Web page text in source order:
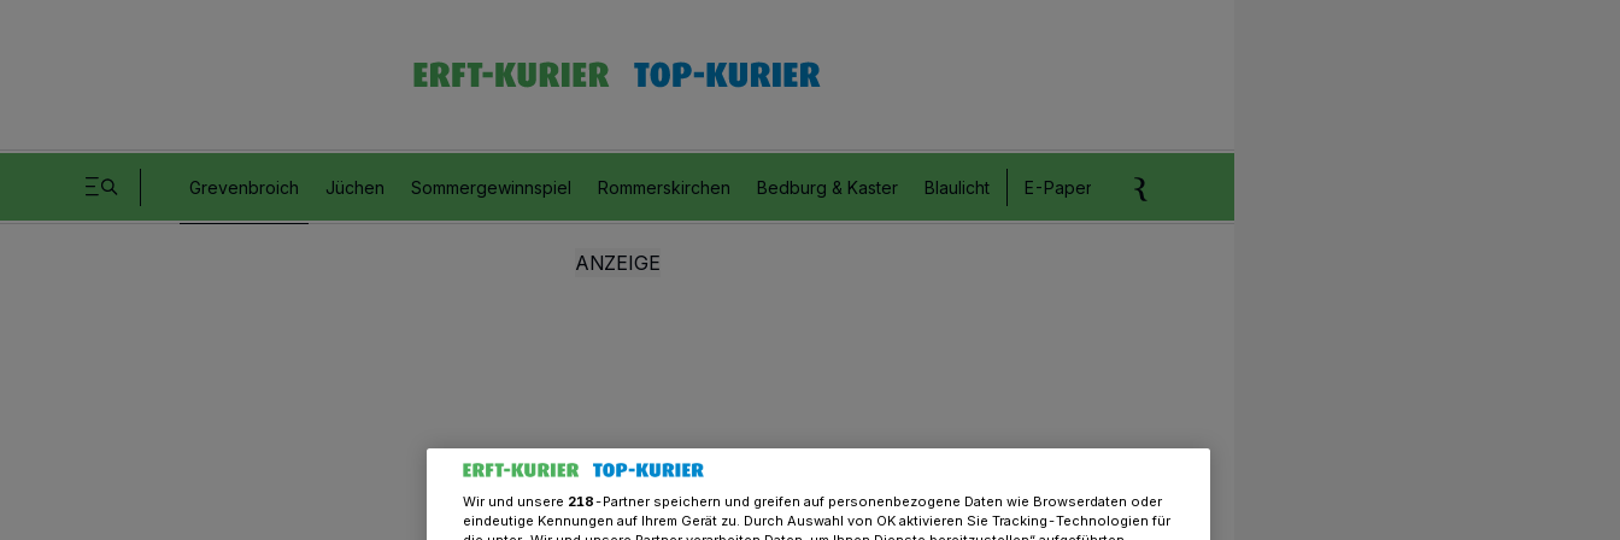
Grevenbroich Jüchen Sommergewinnspiel Rommerskirchen Bedburg & Kaster Blaulicht E-Paper Anzeigen aufgeben
Wir und unsere 218-Partner speichern und greifen auf personenbezogene Daten wie Browserdaten oder
eindeutige Kennungen auf Ihrem Gerät zu. Durch Auswahl von OK aktivieren Sie Tracking-Technologien für